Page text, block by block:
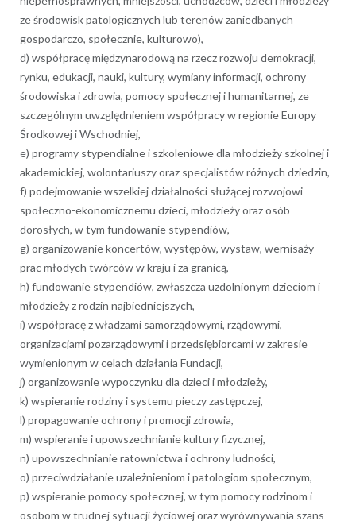
ze środowisk patologicznych lub terenów zaniedbanych
gospodarczo, społecznie, kulturowo),
d) współpracę międzynarodową na rzecz rozwoju demokracji,
rynku, edukacji, nauki, kultury, wymiany informacji, ochrony
środowiska i zdrowia, pomocy społecznej i humanitarnej, ze
szczególnym uwzględnieniem współpracy w regionie Europy
Środkowej i Wschodniej,
e) programy stypendialne i szkoleniowe dla młodzieży szkolnej i
akademickiej, wolontariuszy oraz specjalistów różnych dziedzin,
f) podejmowanie wszelkiej działalności służącej rozwojowi
społeczno-ekonomicznemu dzieci, młodzieży oraz osób
dorosłych, w tym fundowanie stypendiów,
g) organizowanie koncertów, występów, wystaw, wernisaży
prac młodych twórców w kraju i za granicą,
h) fundowanie stypendiów, zwłaszcza uzdolnionym dzieciom i
młodzieży z rodzin najbiedniejszych,
i) współpracę z władzami samorządowymi, rządowymi,
organizacjami pozarządowymi i przedsiębiorcami w zakresie
wymienionym w celach działania Fundacji,
j) organizowanie wypoczynku dla dzieci i młodzieży,
k) wspieranie rodziny i systemu pieczy zastępczej,
l) propagowanie ochrony i promocji zdrowia,
m) wspieranie i upowszechnianie kultury fizycznej,
n) upowszechnianie ratownictwa i ochrony ludności,
o) przeciwdziałanie uzależnieniom i patologiom społecznym,
p) wspieranie pomocy społecznej, w tym pomocy rodzinom i
osobom w trudnej sytuacji życiowej oraz wyrównywania szans